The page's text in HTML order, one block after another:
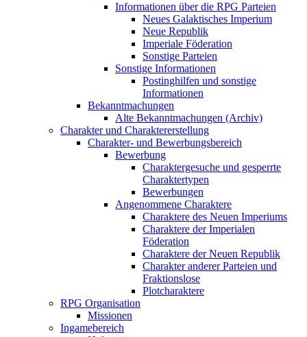
Informationen über die RPG Parteien
Neues Galaktisches Imperium
Neue Republik
Imperiale Föderation
Sonstige Parteien
Sonstige Informationen
Postinghilfen und sonstige
Informationen
Bekanntmachungen
Alte Bekanntmachungen (Archiv)
Charakter und Charaktererstellung
Charakter- und Bewerbungsbereich
Bewerbung
Charaktergesuche und gesperrte
Charaktertypen
Bewerbungen
Angenommene Charaktere
Charaktere des Neuen Imperiums
Charaktere der Imperialen
Föderation
Charaktere der Neuen Republik
Charakter anderer Parteien und
Fraktionslose
Plotcharaktere
RPG Organisation
Missionen
Ingamebereich